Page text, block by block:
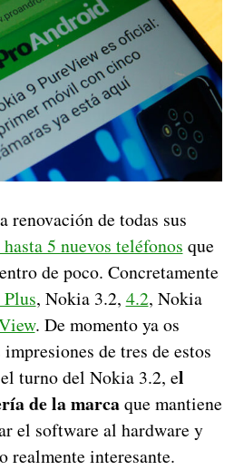
renovación de todas sus
hasta 5 nuevos teléfonos que
de poco. Concretamente
, Nokia 3.2, 4.2, Nokia
. De momento ya os
de tres de estos
turno del Nokia 3.2, el
de la marcaque mantiene
el software al hardware y
realmente interesante.